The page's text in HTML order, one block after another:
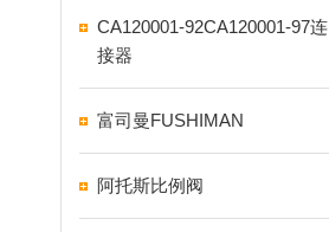
CA120001-92CA120001-97连
接器
富司曼FUSHIMAN
阿托斯比例阀